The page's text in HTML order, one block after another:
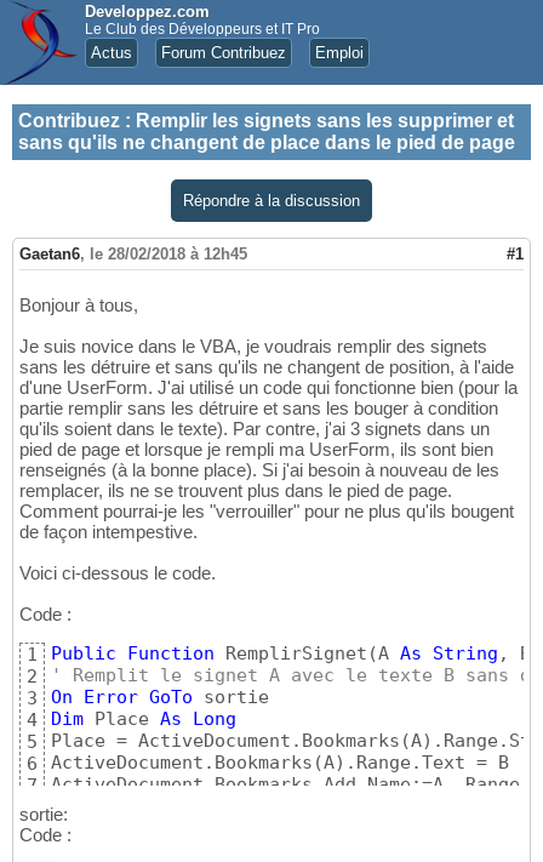
Developpez.com
Le Club des Développeurs et IT Pro
Actus Forum Contribuez Emploi
Contribuez : Remplir les signets sans les supprimer et
sans qu'ils ne changent de place dans le pied de page
Répondre à la discussion
Gaetan6, le 28/02/2018 à 12h45 #1
Bonjour à tous,
Je suis novice dans le VBA, je voudrais remplir des signets
sans les détruire et sans qu'ils ne changent de position, à l'aide
d'une UserForm. J'ai utilisé un code qui fonctionne bien (pour la
partie remplir sans les détruire et sans les bouger à condition
qu'ils soient dans le texte). Par contre, j'ai 3 signets dans un
pied de page et lorsque je rempli ma UserForm, ils sont bien
renseignés (à la bonne place). Si j'ai besoin à nouveau de les
remplacer, ils ne se trouvent plus dans le pied de page.
Comment pourrai-je les "verrouiller" pour ne plus qu'ils bougent
de façon intempestive.
Voici ci-dessous le code.
Code :
1
2
3
4
5
6
7
Public Function RemplirSignet (A As String , B
' Remplit le signet A avec le texte B sans
On
Error GoTo
Dim Place As
Long
Place = ActiveDocument.Bookmarks (A)
ActiveDocument.Bookmarks (A) .Range.Text = B
ActiveDocument.Bookmarks.Add Name:=A,
sortie:
Code :